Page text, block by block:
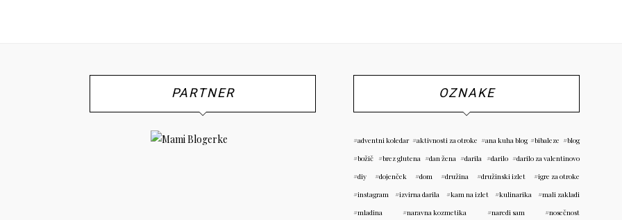
PARTNER OZNAKE
adventni koledar aktivnosti za otroke ana kuha blog bibaleze
blog
božič
brez glutena dan žena darila darilo
darilo za valentinovo
diy
dojenček dom družina družinski izlet
igre za otroke
instagram
izvirna darila kam na izlet kulinarika
mali zakladi
mladina
naravna kozmetika naredi sam nosečnost